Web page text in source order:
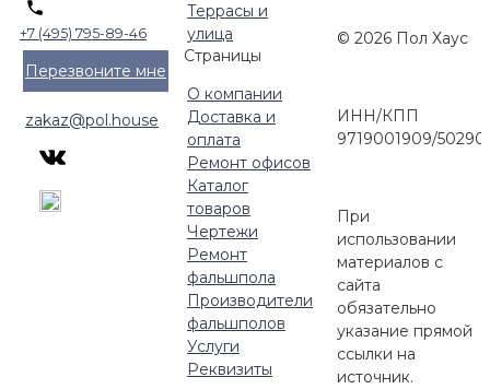
+7 (495) 795-89-46
Перезвоните мне
zakaz@pol.house
Террасы и
улица
Страницы
О компании
Доставка и
оплата
Ремонт офисов
Каталог
товаров
Чертежи
Ремонт
фальшпола
Производители
фальшполов
Услуги
Реквизиты
© 2026 Пол Хаус
ИНН/КПП
9719001909/
При
использовании
материалов с
сайта
обязательно
указание прямой
ссылки на
источник.